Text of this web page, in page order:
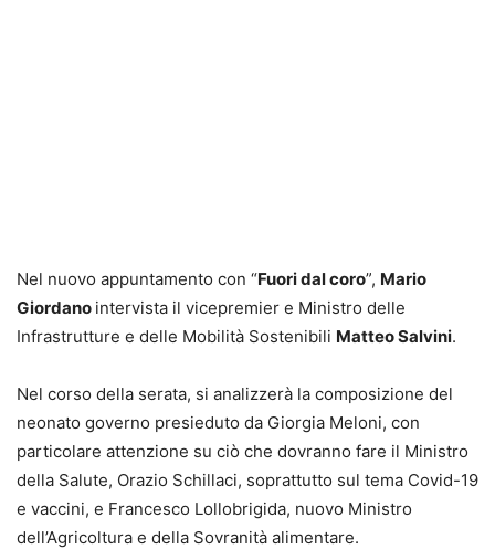
Nel nuovo appuntamento con “Fuori dal coro”, Mario
Giordano intervista il vicepremier e Ministro delle
Infrastrutture e delle Mobilità Sostenibili Matteo Salvini.
Nel corso della serata, si analizzerà la composizione del
neonato governo presieduto da Giorgia Meloni, con
particolare attenzione su ciò che dovranno fare il Ministro
della Salute, Orazio Schillaci, soprattutto sul tema Covid-19
e vaccini, e Francesco Lollobrigida, nuovo Ministro
dell’Agricoltura e della Sovranità alimentare.